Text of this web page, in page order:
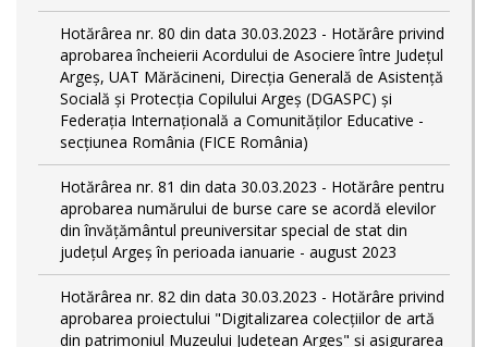
Hotărârea nr. 80 din data 30.03.2023 - Hotărâre privind
aprobarea încheierii Acordului de Asociere între Județul
Argeș, UAT Mărăcineni, Direcția Generală de Asistență
Socială și Protecția Copilului Argeș (DGASPC) și
Federația Internațională a Comunităților Educative -
secțiunea România (FICE România)
Hotărârea nr. 81 din data 30.03.2023 - Hotărâre pentru
aprobarea numărului de burse care se acordă elevilor
din învățământul preuniversitar special de stat din
județul Argeș în perioada ianuarie - august 2023
Hotărârea nr. 82 din data 30.03.2023 - Hotărâre privind
aprobarea proiectului "Digitalizarea colecțiilor de artă
din patrimoniul Muzeului Județean Argeș" și asigurarea